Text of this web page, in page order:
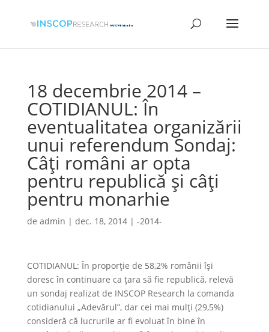
18 decembrie 2014 –
COTIDIANUL: În
eventualitatea organizării
unui referendum Sondaj:
Câți români ar opta
pentru republică și câți
pentru monarhie
de admin | dec. 18, 2014| -2014-
COTIDIANUL: În proporție de 58,2% românii își
doresc în continuare ca țara să fie republică, relevă
un sondaj realizat de INSCOP Research la comanda
cotidianului „Adevărul”, dar cei mai mulți (29,5%)
consideră că lucrurile ar fi evoluat în bine în